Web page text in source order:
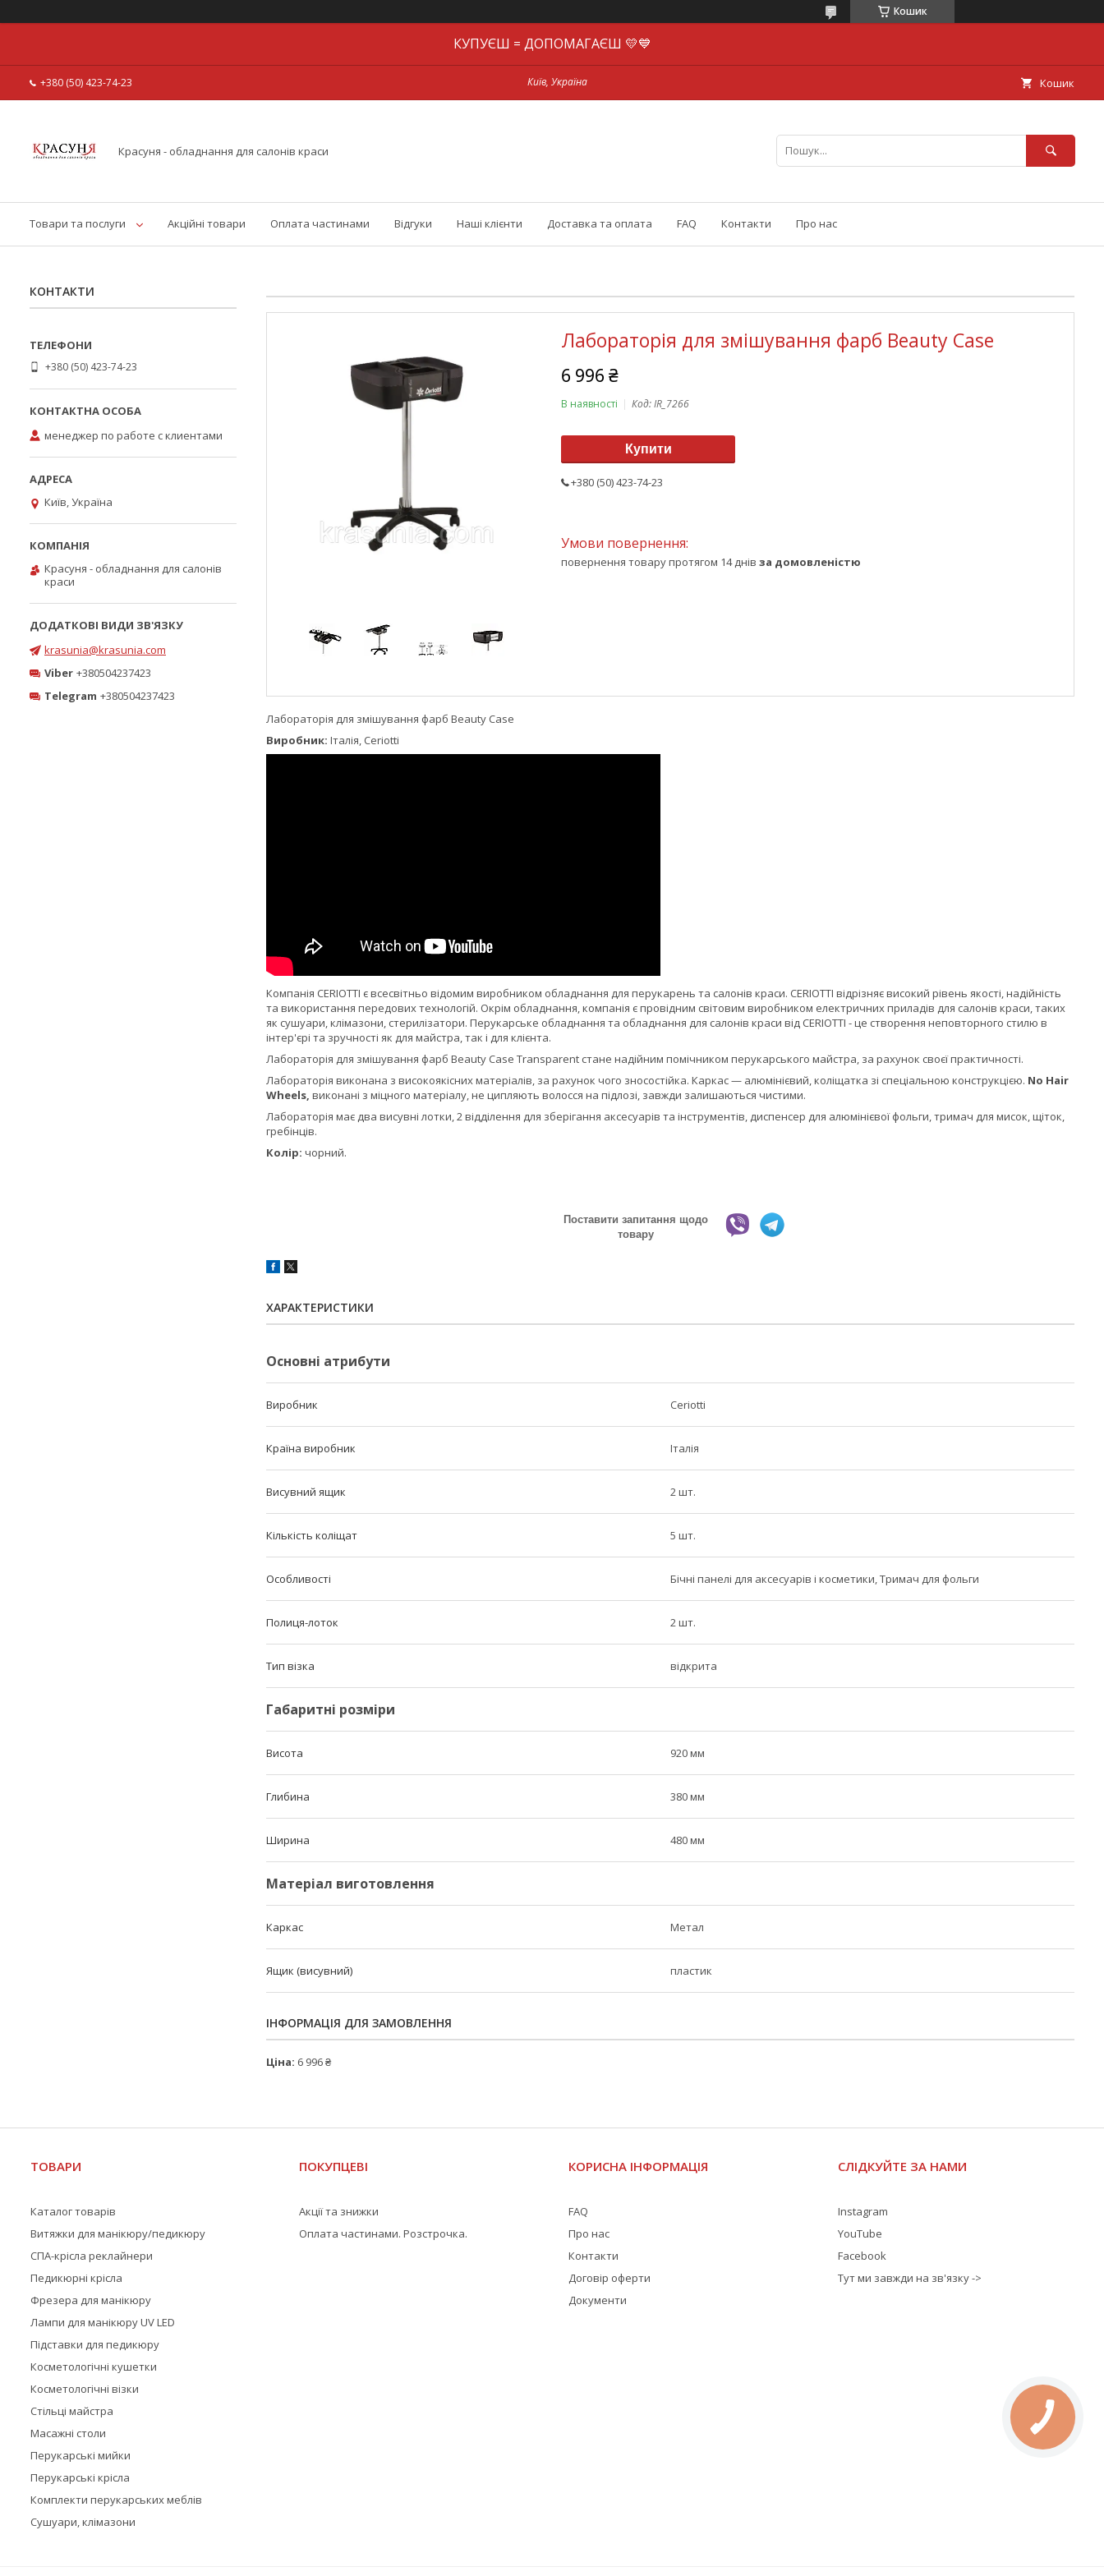
Кошик
КУПУЄШ = ДОПОМАГАЄШ 💛💙
+380 (50) 423-74-23 Київ, Україна Кошик
Красуня - обладнання для салонів краси
Товари та послуги Акційні товари Оплата частинами Відгуки Наші клієнти Доставка та оплата FAQ Контакти Про нас
Лабораторія для змішування фарб Beauty Case
6 996 ₴
В наявності Код:IR_7266
Купити
+380 (50) 423-74-23
повернення товару протягом 14 днів за домовленістю
Лабораторія для змішування фарб Beauty Case
Виробник: Італія, Ceriotti
Компанія CERIOTTI є всесвітньо відомим виробником обладнання для перукарень та салонів краси. CERIOTTI відрізняє високий рівень якості, надійність
та використання передових технологій. Окрім обладнання, компанія є провідним світовим виробником електричних приладів для салонів краси, таких
як сушуари, клімазони, стерилізатори. Перукарське обладнання та обладнання для салонів краси від CERIOTTI - це створення неповторного стилю в
інтер'єрі та зручності як для майстра, так і для клієнта.
Лабораторія для змішування фарб Beauty Case Transparent стане надійним помічником перукарського майстра, за рахунок своєї практичності.
Лабораторія виконана з високоякісних матеріалів, за рахунок чого зносостійка. Каркас — алюмінієвий, коліщатка зі спеціальною конструкцією. No Hair
Wheels, виконані з міцного матеріалу, не ципляють волосся на підлозі, завжди залишаються чистими.
Лабораторія має два висувні лотки, 2 відділення для зберігання аксесуарів та інструментів, диспенсер для алюмінієвої фольги, тримач для мисок, щіток,
гребінців.
Колір: чорний.
Поставити запитання щодо
товару
ХАРАКТЕРИСТИКИ
Основні атрибути
Виробник Ceriotti
Країна виробник Італія
Висувний ящик 2 шт.
Кількість коліщат 5 шт.
Особливості Бічні панелі для аксесуарів і косметики, Тримач для фольги
Полиця-лоток 2 шт.
Тип візка відкрита
Габаритні розміри
Висота 920 мм
Глибина 380 мм
Ширина 480 мм
Матеріал виготовлення
Каркас Метал
Ящик (висувний) пластик
ІНФОРМАЦІЯ ДЛЯ ЗАМОВЛЕННЯ
Ціна: 6 996 ₴
КОНТАКТИ
+380 (50) 423-74-23
менеджер по работе с клиентами
Київ, Україна
Красуня - обладнання для салонів
краси
krasunia@krasunia.com
Viber +380504237423
Telegram +380504237423
ТОВАРИ
Каталог товарів
Витяжки для манікюру/педикюру
СПА-крісла реклайнери
Педикюрні крісла
Фрезера для манікюру
Лампи для манікюру UV LED
Підставки для педикюру
Косметологічні кушетки
Косметологічні візки
Стільці майстра
Масажні столи
Перукарські мийки
Перукарські крісла
Комплекти перукарських меблів
Сушуари, клімазони
ПОКУПЦЕВІ
Акції та знижки
Оплата частинами. Розстрочка.
КОРИСНА ІНФОРМАЦІЯ
FAQ
Про нас
Контакти
Договір оферти
Документи
СЛІДКУЙТЕ ЗА НАМИ
Instagram
YouTube
Facebook
Тут ми завжди на зв'язку ->